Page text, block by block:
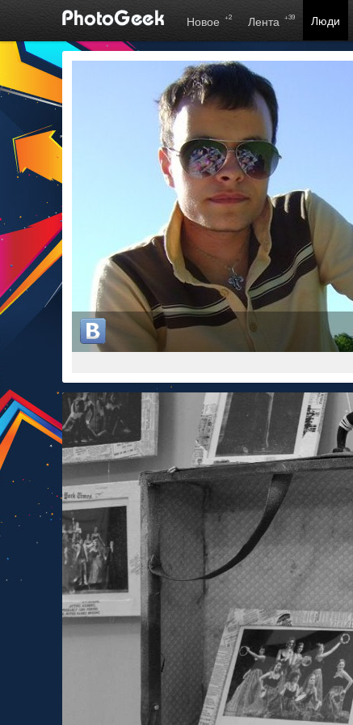
Новое +2 Лента +39 Люди